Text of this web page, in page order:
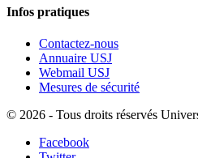
Infos pratiques
Contactez-nous
Annuaire USJ
Webmail USJ
Mesures de sécurité
© 2026 - Tous droits réservés
Facebook